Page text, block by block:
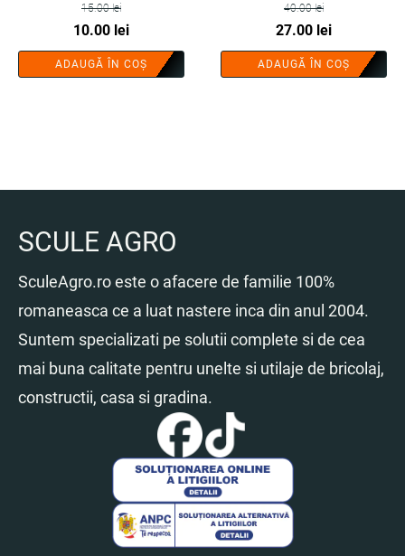
SMART®
15.00lei
Prețul
inițial
a
10.00 leiPrețul
curent
este:
ADAUGĂ ÎN COȘ
COBI SMART®
40.00lei
Prețul
inițial
a
27.00 leiPrețul
curent
este:
ADAUGĂ ÎN COȘ
SCULE AGRO
SculeAgro.ro este o afacere de familie 100%
romaneasca ce a luat nastere inca din anul 2004.
Suntem specializati pe solutii complete si de cea
mai buna calitate pentru unelte si utilaje de bricolaj,
constructii, casa si gradina.